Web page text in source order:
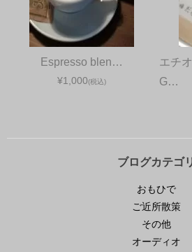
Espresso blen…
¥1,000(税込)
エチ
G…
ブログカテゴ
おもひで
ご近所散策
その他
オーディオ